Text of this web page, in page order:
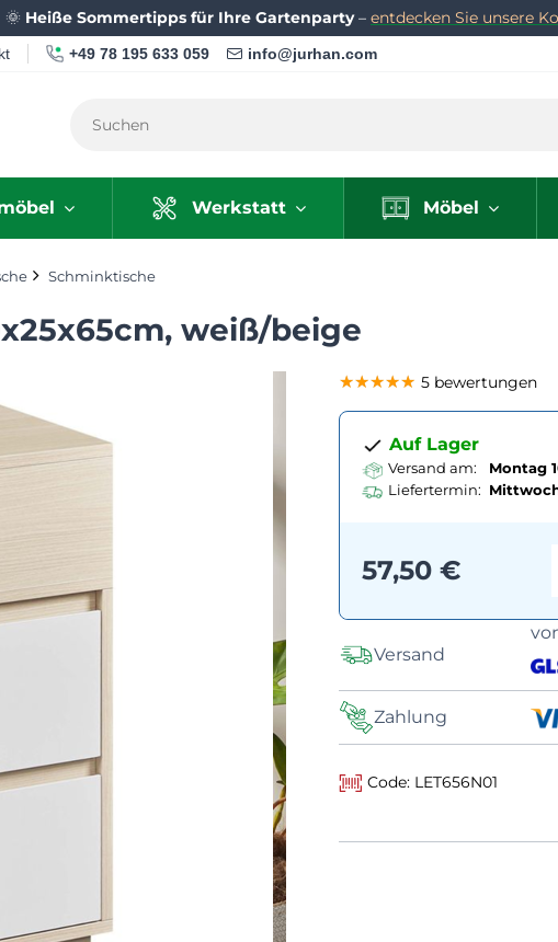
🌞 Heiße Sommertipps für Ihre Gartenparty– entdecken Sie unsere
+49 78 195 633 059 info@jurhan.com
Werkstatt Möbel
Schminktische
weiß/beige
★★★★★
★★★★★
★★★★★ 5 bewertungen
Auf Lager
Versand am:
Montag
Liefertermin:
57,50 €
Versand
Zahlung
Code: LET656N01